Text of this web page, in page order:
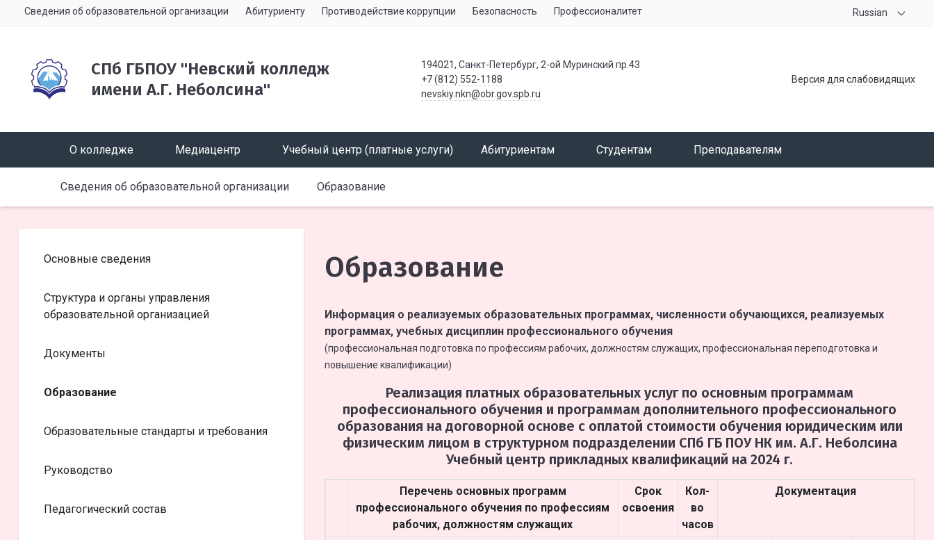
Сведения об образовательной организации Абитуриенту Противодействие коррупции Безопасность Профессионалитет Russian
СПб ГБПОУ "Невский колледж
имени А.Г. Неболсина"
194021, Санкт-Петербург, 2-ой Муринский пр.43
+7 (812) 552-1188
nevskiy.nkn@obr.gov.spb.ru
Версия для слабовидящих
О колледже Медиацентр Учебный центр (платные услуги) Абитуриентам Студентам Преподавателям
Сведения об образовательной организации Образование
Основные сведения
Структура и органы управления
образовательной организацией
Документы
Образование
Образовательные стандарты и требования
Руководство
Педагогический состав
Образование
Информация о реализуемых образовательных программах, численности обучающихся, реализуемых
программах, учебных дисциплин профессионального обучения
(профессиональная подготовка по профессиям рабочих, должностям служащих, профессиональная переподготовка и
повышение квалификации)
Реализация платных образовательных услуг по основным программам
профессионального обучения и программам дополнительного профессионального
образования на договорной основе с оплатой стоимости обучения юридическим или
физическим лицом в структурном подразделении СПб ГБ ПОУ НК им. А.Г. Неболсина
Учебный центр прикладных квалификаций на 2024 г.
Перечень основных программ
профессионального обучения по профессиям
рабочих, должностям служащих
Срок
освоения
Кол-
во
часов
Документация